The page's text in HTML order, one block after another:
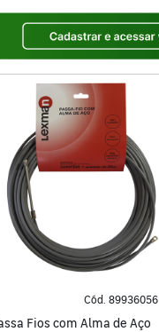
Cód. 89936056
Fios com Alma de Aço